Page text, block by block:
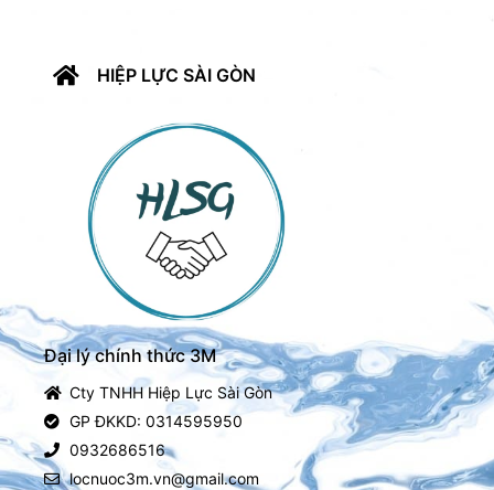
HIỆP LỰC SÀI GÒN
Đại lý chính thức 3M
Cty TNHH Hiệp Lực Sài Gòn
GP ĐKKD: 0314595950
0932686516
locnuoc3m.vn@gmail.com